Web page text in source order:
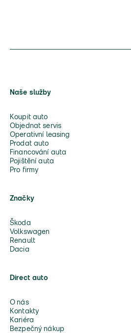
Naše služby
Koupit auto
Objednat servis
Operativní leasing
Prodat auto
Financování auta
Pojištění auta
Pro firmy
Značky
Škoda
Volkswagen
Renault
Dacia
Direct auto
O nás
Kontakty
Kariéra
Bezpečný nákup